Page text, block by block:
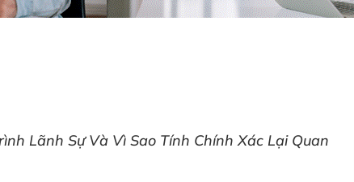
Lãnh Sự Và Vì Sao Tính Chính Xác Lại Quan